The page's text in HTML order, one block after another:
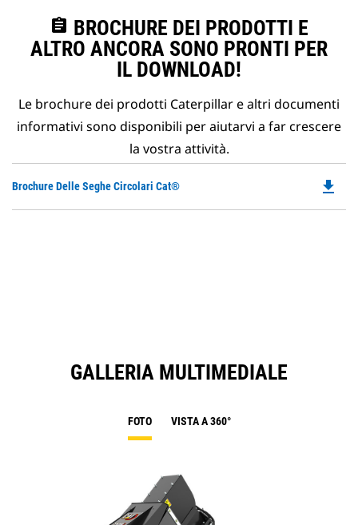
assignment BROCHURE DEI PRODOTTI E
ALTRO ANCORA SONO PRONTI PER
IL DOWNLOAD!
Le brochure dei prodotti Caterpillar e altri documenti
informativi sono disponibili per aiutarvi a far crescere
la vostra attività.
Brochure Delle Seghe Circolari Cat® file_download
GALLERIA MULTIMEDIALE
FOTO VISTA A 360°